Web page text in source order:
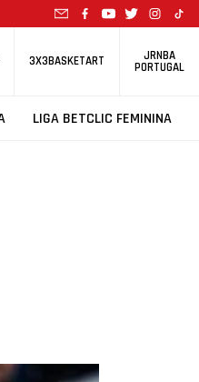
3X3BASKETART JRNBA
PORTUGAL
LIGA BETCLIC FEMININA